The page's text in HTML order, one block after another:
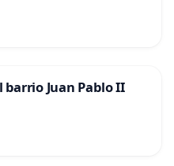
Juan Pablo II